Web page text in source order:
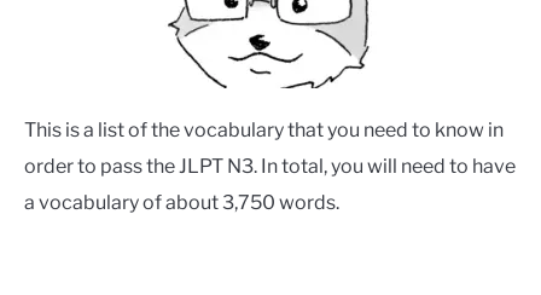
This is a list of the vocabulary that you need to know in
order to pass the JLPT N3. In total, you will need to have
a vocabulary of about 3,750 words.